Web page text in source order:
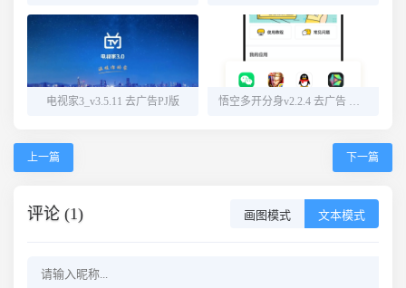
电视家3_v3.5.11 去广告PJ版 悟空多开分身v2.2.4 去广告 解锁会员
上一篇 下一篇
评论 (1) 画图模式 文本模式